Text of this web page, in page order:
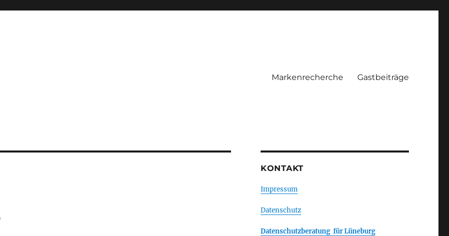
Markenrecherche Gastbeiträge
KONTAKT
Impressum
Datenschutz
Datenschutzberatung für Lüneburg